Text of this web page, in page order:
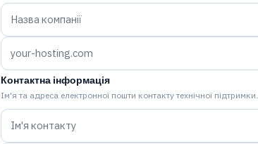
Контактна інформація
Ім'я та адреса електронної пошти контакту технічної підтримки.